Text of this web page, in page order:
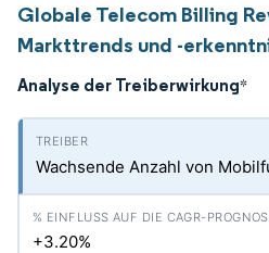
Globale Telecom Billing
Markttrends und -
Analyse der Treiberwirkung*
Wachsende Anzahl von
+3.20%